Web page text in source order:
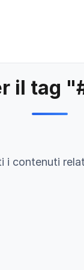
il tag
i contenuti